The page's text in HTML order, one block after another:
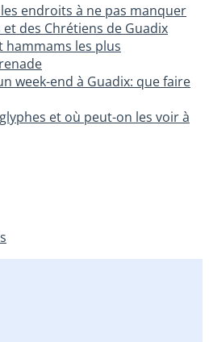
endroits à ne pas manquer
des Chrétiens de Guadix
hammams les plus
week-end à Guadix: que faire
et où peut-on les voir à